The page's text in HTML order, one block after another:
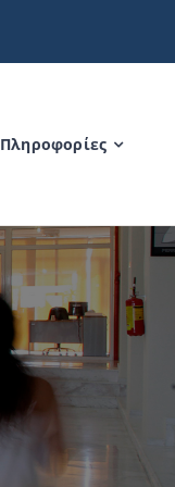
Πληροφορίες